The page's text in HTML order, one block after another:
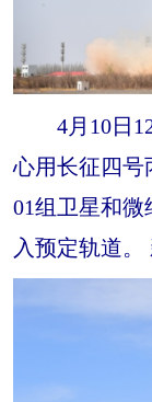
4月10日12
心用长征四号
01组卫星和
入预定轨道。